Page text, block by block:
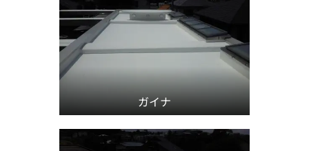
ガイナ